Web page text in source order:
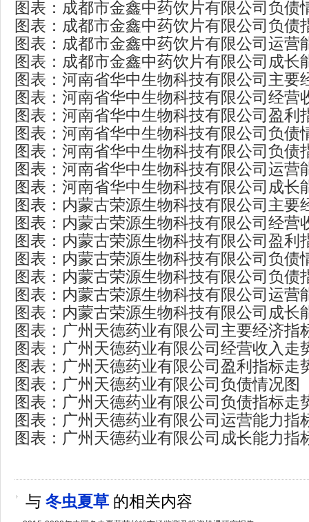
图表：成都市金鑫中药饮片有限公司负债
图表：成都市金鑫中药饮片有限公司负债
图表：成都市金鑫中药饮片有限公司运营
图表：成都市金鑫中药饮片有限公司成长
图表：河南省华中生物科技有限公司主要
图表：河南省华中生物科技有限公司经营
图表：河南省华中生物科技有限公司盈利
图表：河南省华中生物科技有限公司负债
图表：河南省华中生物科技有限公司负债
图表：河南省华中生物科技有限公司运营
图表：河南省华中生物科技有限公司成长
图表：内蒙古荣源生物科技有限公司主要
图表：内蒙古荣源生物科技有限公司经营
图表：内蒙古荣源生物科技有限公司盈利
图表：内蒙古荣源生物科技有限公司负债
图表：内蒙古荣源生物科技有限公司负债
图表：内蒙古荣源生物科技有限公司运营
图表：内蒙古荣源生物科技有限公司成长
图表：广州天德药业有限公司主要经济指
图表：广州天德药业有限公司经营收入走
图表：广州天德药业有限公司盈利指标走
图表：广州天德药业有限公司负债情况图
图表：广州天德药业有限公司负债指标走
图表：广州天德药业有限公司运营能力指
图表：广州天德药业有限公司成长能力指
与 冬虫夏草 的相关内容